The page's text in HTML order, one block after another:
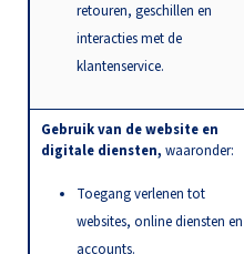
retouren, geschillen en
interacties met de
klantenservice.
Gebruik van de website en
digitale diensten, waaronder:
Toegang verlenen tot
websites, online diensten en
accounts.